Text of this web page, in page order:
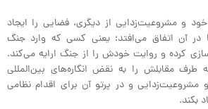
و مشروعیت‌زدایی از دیگری، فضایی را ایجاد
آن اتفاق می‌افتد؛ یعنی کسی که وارد جنگ
کرده و روایت خودش را از جنگ ارایه می‌کند.
مقابلش را به نقض انگاره‌های بین‌المللی
مشروعیت‌زدایی و در پرتو آن برای اقدام نظامی
بکند.